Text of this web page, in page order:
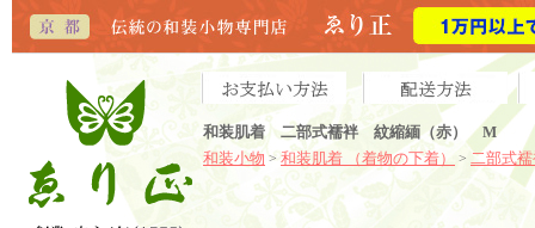
和装肌着 二部式襦袢 紋縮緬（赤） M
和装小物 > 和装肌着 （着物の下着） > 二部式